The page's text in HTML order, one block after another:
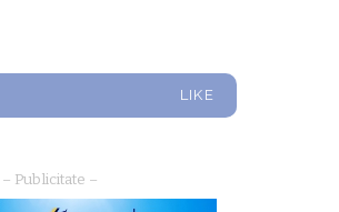
LIKE
– Publicitate –